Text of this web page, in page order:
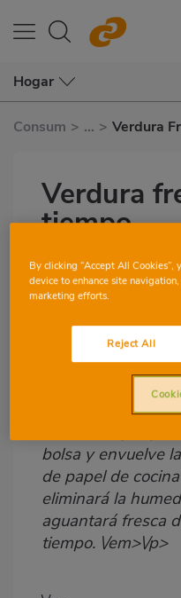
Hogar
Consum > ... > Verdura
Verdura
tiempo
Subtítulo
por Mayte
Para mantener la
bolsa y envuelve
de papel de
eliminará la
aguantará fresca
tiempo. \/em>\/p>
By clicking “Accept All Cookies”,
device to enhance site
marketing efforts.
Reject All